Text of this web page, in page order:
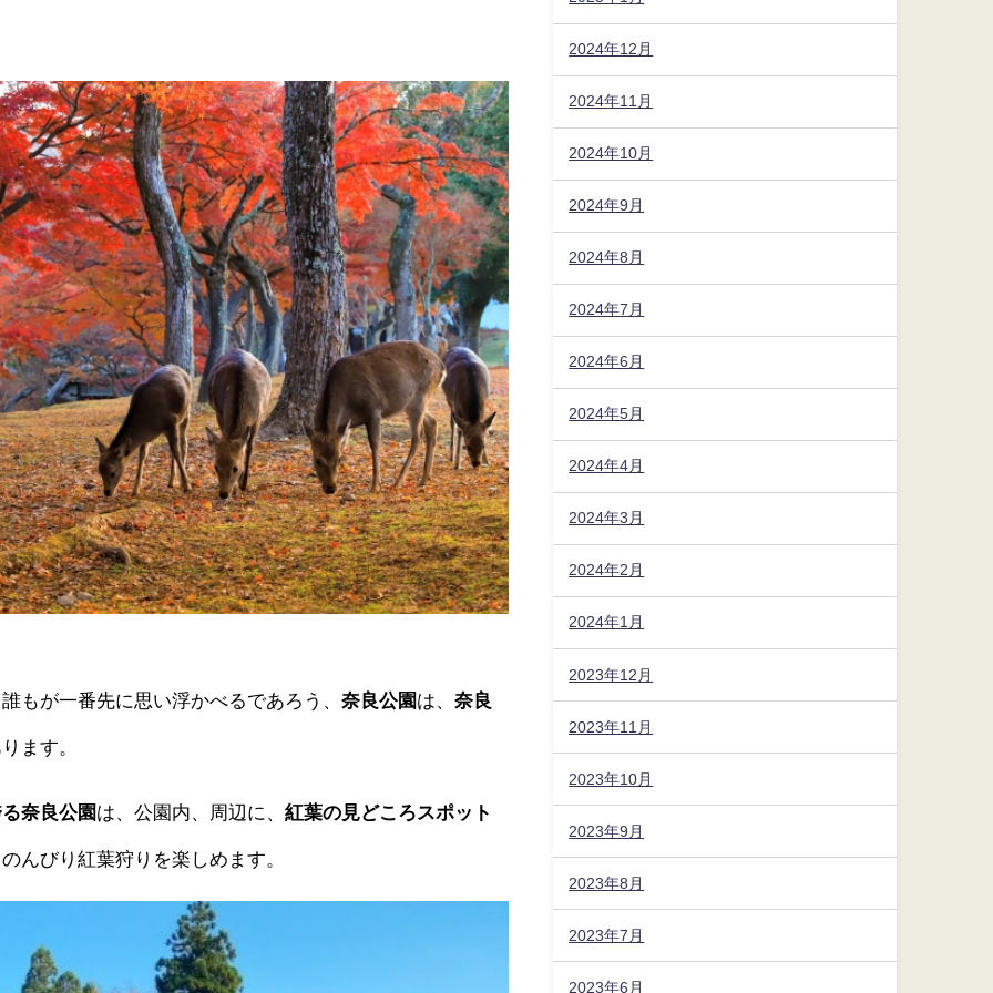
もが一番先に思い浮かべるであろう、奈良公園は、奈良
ます。
奈良公園は、公園内、周辺に、紅葉の見どころスポット
んびり紅葉狩りを楽しめます。
2024年12月
2024年11月
2024年10月
2024年9月
2024年8月
2024年7月
2024年6月
2024年5月
2024年4月
2024年3月
2024年2月
2024年1月
2023年12月
2023年11月
2023年10月
2023年9月
2023年8月
2023年7月
2023年6月